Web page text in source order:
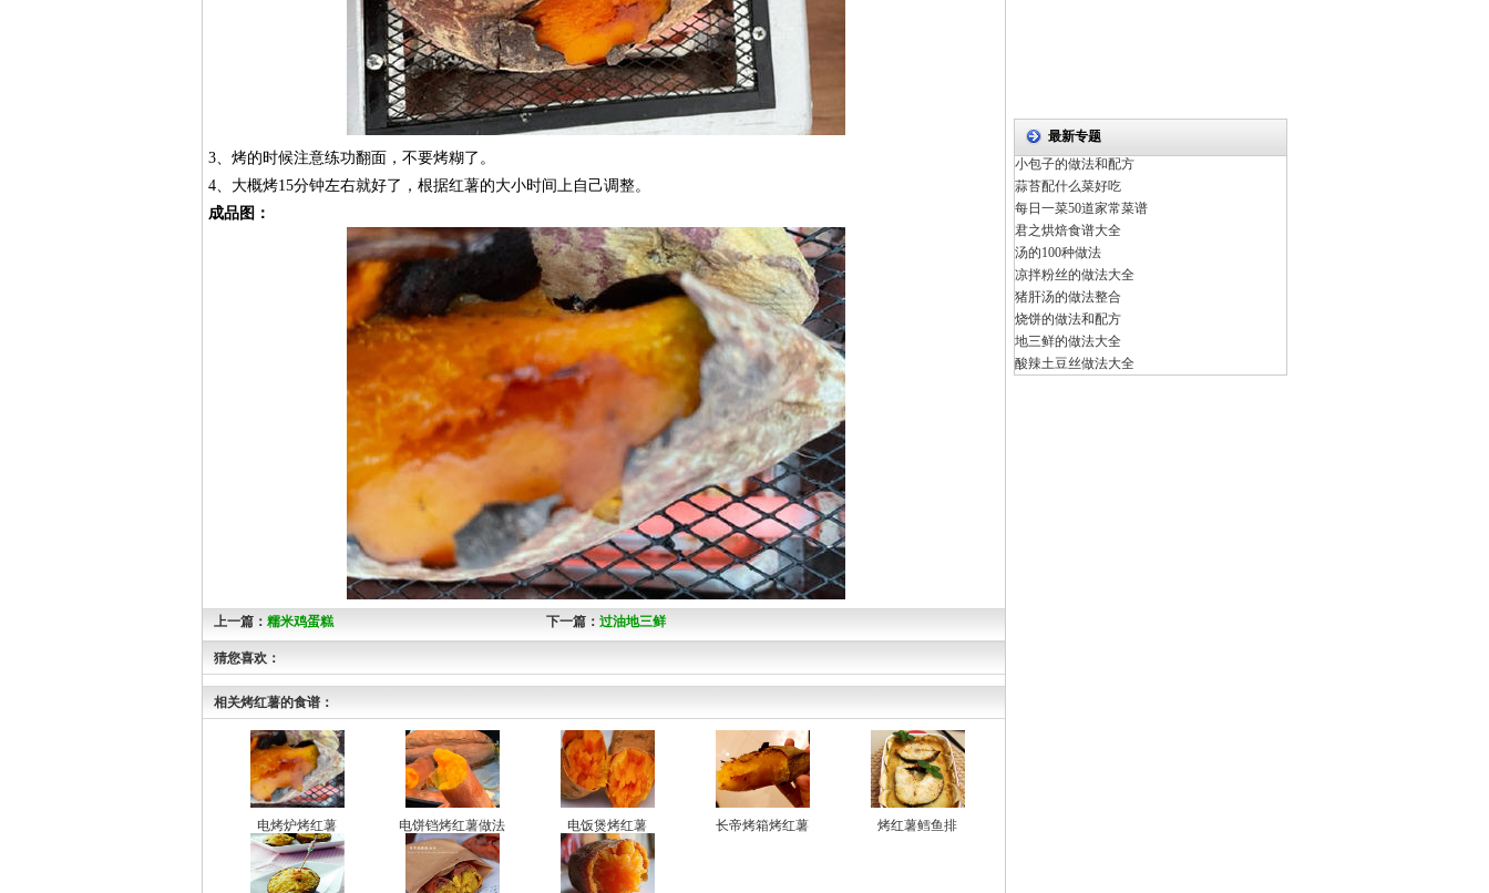
3、烤的时候注意练功翻面，不要烤糊了。
4、大概烤15分钟左右就好了，根据红薯的大小时间上自己调整。
成品图：
上一篇： 糯米鸡蛋糕 下一篇： 过油地三鲜
猜您喜欢：
相关烤红薯的食谱：
电烤炉烤红薯 电饼铛烤红薯做法 电饭煲烤红薯 长帝烤箱烤红薯 烤红薯鳕鱼排
最新专题
小包子的做法和配方
蒜苔配什么菜好吃
每日一菜50道家常菜谱
君之烘焙食谱大全
汤的100种做法
凉拌粉丝的做法大全
猪肝汤的做法整合
烧饼的做法和配方
地三鲜的做法大全
酸辣土豆丝做法大全